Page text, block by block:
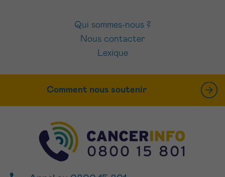
Qui sommes-nous ?
Nous contacter
Lexique
Comment nous soutenir